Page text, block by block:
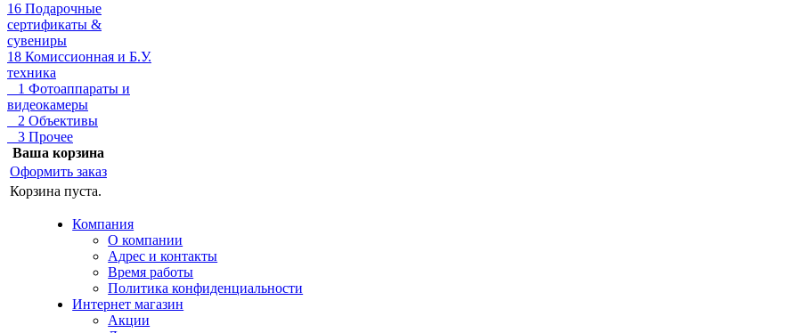
16 Подарочные
сертификаты &
сувениры
18 Комиссионная и Б.У.
техника
1 Фотоаппараты и
видеокамеры
2 Объективы
3 Прочее
Ваша корзина
Оформить заказ
Корзина пуста.
Компания
О компании
Адрес и контакты
Время работы
Политика конфиденциальности
Интернет магазин
Акции